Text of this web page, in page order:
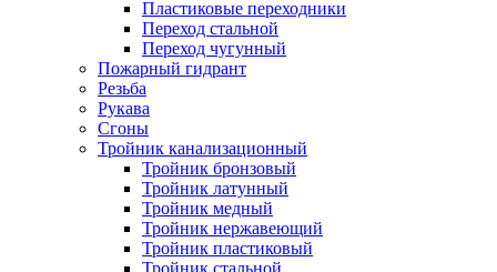
Пластиковые переходники
Переход стальной
Переход чугунный
Пожарный гидрант
Резьба
Рукава
Сгоны
Тройник канализационный
Тройник бронзовый
Тройник латунный
Тройник медный
Тройник нержавеющий
Тройник пластиковый
Тройник стальной